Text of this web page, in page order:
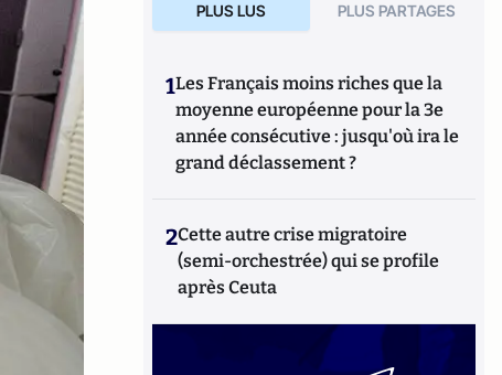
PLUS LUS PLUS PARTAGES
1Les Français moins riches que la
moyenne européenne pour la 3e
année consécutive : jusqu'où ira le
grand déclassement ?
2Cette autre crise migratoire
(semi-orchestrée) qui se profile
après Ceuta